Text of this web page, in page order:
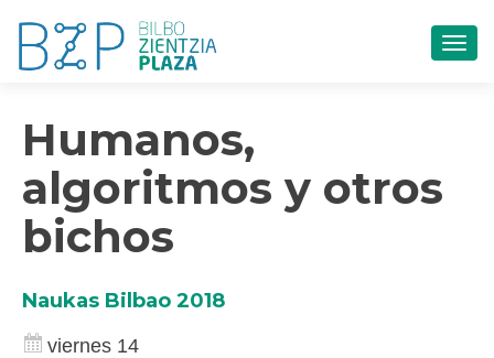
Humanos,
algoritmos y otros
bichos
Naukas Bilbao 2018
viernes 14